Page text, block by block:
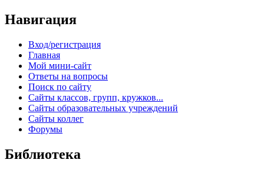
Навигация
Вход/регистрация
Главная
Мой мини-сайт
Ответы на вопросы
Поиск по сайту
Сайты классов, групп, кружков...
Сайты образовательных учреждений
Сайты коллег
Форумы
Библиотека